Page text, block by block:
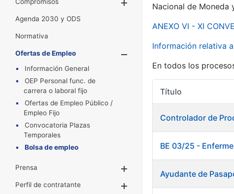
Mostrar/Ocultar
Agenda 2030 y ODS
Normativa
Ofertas de Empleo
Información General
OEP Personal func. de
carrera o laboral fijo
Ofertas de Empleo Público /
Empleo Fijo
Convocatoria Plazas
Temporales
Bolsa de empleo
Prensa
Perfil de contratante
Nacional de Moneda
ANEXO VI - XI
Información relativa
En todos los
Título
Controlador de
BE 03/25 -
Ayudante de